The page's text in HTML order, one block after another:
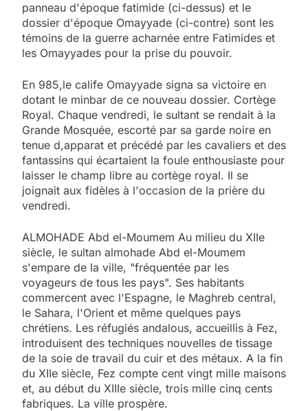
panneau d'époque fatimide (ci-dessus) et le
dossier d'époque Omayyade (ci-contre) sont les
témoins de la guerre acharnée entre Fatimides et
les Omayyades pour la prise du pouvoir.
En 985,le calife Omayyade signa sa victoire en
dotant le minbar de ce nouveau dossier. Cortège
Royal. Chaque vendredi, le sultant se rendait à la
Grande Mosquée, escorté par sa garde noire en
tenue d,apparat et précédé par les cavaliers et des
fantassins qui écartaient la foule enthousiaste pour
laisser le champ libre au cortège royal. Il se
joignait aux fidèles à l'occasion de la prière du
vendredi.
ALMOHADE Abd el-Moumem Au milieu du XIIe
siècle, le sultan almohade Abd el-Moumem
s'empare de la ville, "fréquentée par les
voyageurs de tous les pays". Ses habitants
commercent avec l'Espagne, le Maghreb central,
le Sahara, l'Orient et même quelques pays
chrétiens. Les réfugiés andalous, accueillis à Fez,
introduisent des techniques nouvelles de tissage
de la soie de travail du cuir et des métaux. A la fin
du XIIe siècle, Fez compte cent vingt mille maisons
et, au début du XIIIe siècle, trois mille cinq cents
fabriques. La ville prospère.